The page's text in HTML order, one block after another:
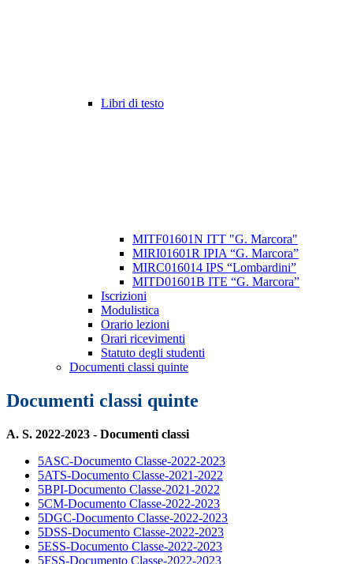
Libri di testo
MITF01601N ITT "G. Marcora"
MIRI01601R IPIA “G. Marcora”
MIRC016014 IPS “Lombardini”
MITD01601B ITE “G. Marcora”
Iscrizioni
Modulistica
Orario lezioni
Orari ricevimenti
Statuto degli studenti
Documenti classi quinte
Documenti classi quinte
A. S. 2022-2023 - Documenti classi
5ASC-Documento Classe-2022-2023
5ATS-Documento Classe-2021-2022
5BPI-Documento Classe-2021-2022
5CM-Documento Classe-2022-2023
5DGC-Documento Classe-2022-2023
5DSS-Documento Classe-2022-2023
5ESS-Documento Classe-2022-2023
5FSS-Documento Classe-2022-2023